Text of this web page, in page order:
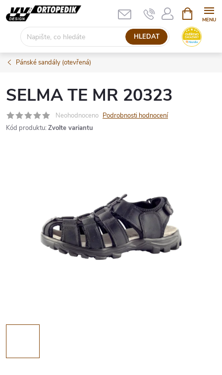
Přejít
na
HLEDAT
NÁKUPNÍ
KOŠÍK
Pánské sandály (otevřená)
SELMA TE MR 20323
Neohodnoceno Podrobnosti hodnocení
Kód produktu: Zvolte variantu